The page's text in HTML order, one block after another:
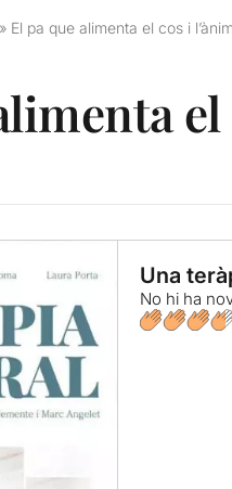
El pa que alimenta el cos i
Una
No hi ha